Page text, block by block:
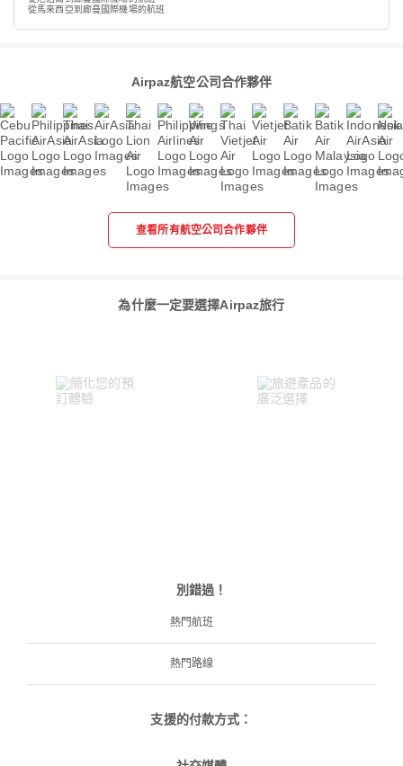
從馬來西亞到廊曼國際機場的航班
Airpaz航空公司合作夥伴
查看所有航空公司合作夥伴
為什麼一定要選擇Airpaz旅行
別錯過！
熱門航班
熱門路線
支援的付款方式：